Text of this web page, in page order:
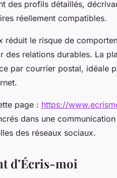
des profils détaillés,
réellement compatibles.
réduit le risque de
des relations durables. La
par courrier postal, idéale
page : https://
dans une
des réseaux sociaux.
d’Écris-moi